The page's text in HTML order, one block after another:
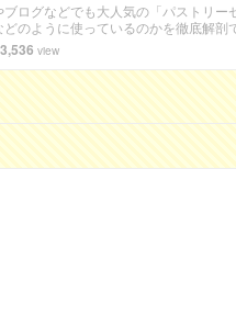
ブログなどでも大人気の「パストリ
のように使っているのかを徹底解剖
3,536 view